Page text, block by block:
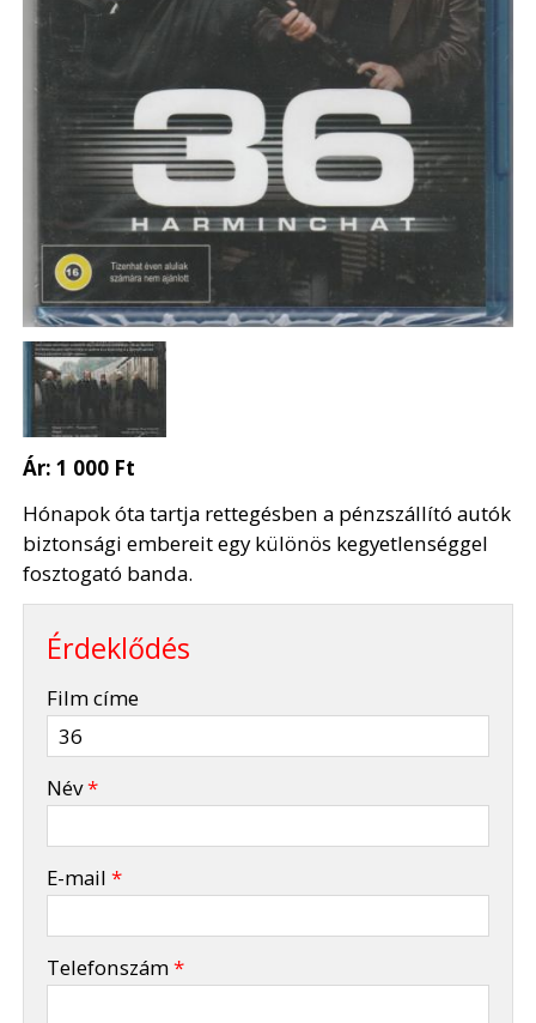
Ár:1 000 Ft
Hónapok óta tartja rettegésben a pénzszállító autók
biztonsági embereit egy különös kegyetlenséggel
fosztogató banda.
Érdeklődés
Film címe
Név*
E-mail*
Telefonszám*